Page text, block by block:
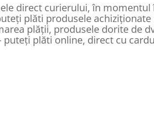
direct curierului, în momentul
plăti produsele
plății, produsele dorite de
puteți plăti online, direct cu